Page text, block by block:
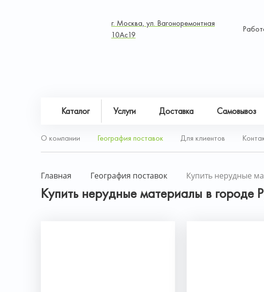
г. Москва, ул. Вагоноремонтная
10Ас19
Каталог Услуги Доставка Самовывоз
О компании География поставок Для клиентов
Главная География поставок Купить нерудные
Купить нерудные материалы в городе